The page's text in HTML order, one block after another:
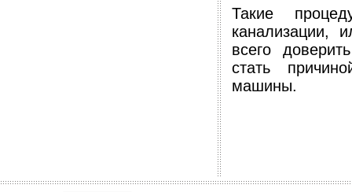
Такие
канализации,
всего
стать
машины.